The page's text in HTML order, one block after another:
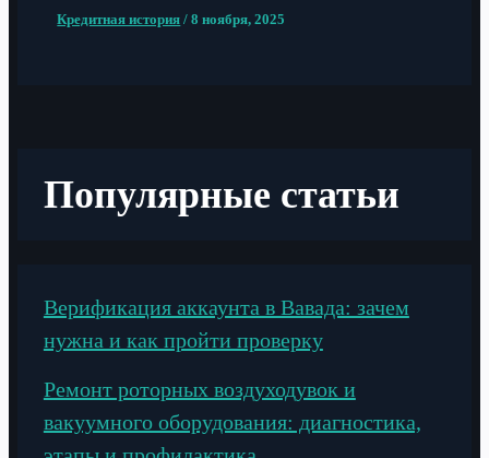
Кредитная история /8 ноября, 2025
Популярные статьи
Верификация аккаунта в Вавада: зачем
нужна и как пройти проверку
Ремонт роторных воздуходувок и
вакуумного оборудования: диагностика,